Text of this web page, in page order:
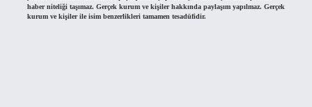
haber niteliği taşımaz. Gerçek kurum ve kişiler hakkında paylaşım yapılmaz. Gerçek
kurum ve kişiler ile isim benzerlikleri tamamen tesadüfidir.